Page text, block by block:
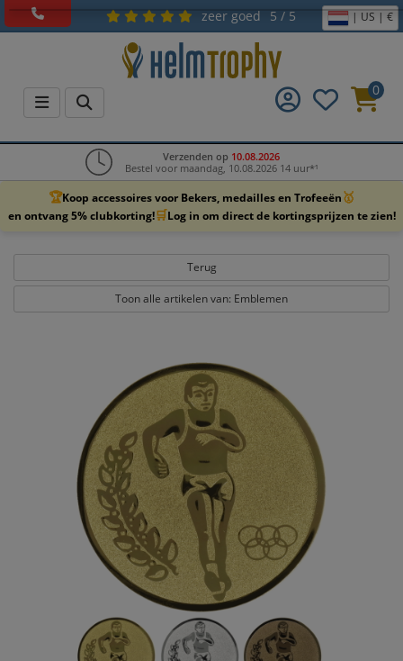
zeer goed 5 / 5 | US | €
0
Verzenden op 10.08.2026
Bestel voor maandag, 10.08.2026 14 uur*¹
🏆Koop accessoires voor Bekers, medailles en Trofeeën🥇
en ontvang 5% clubkorting!🛒Log in om direct de kortingsprijzen te zien!
Terug
Toon alle artikelen van: Emblemen